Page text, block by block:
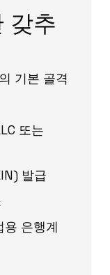
갖추
기본 골격
또는
발급
용 은행계